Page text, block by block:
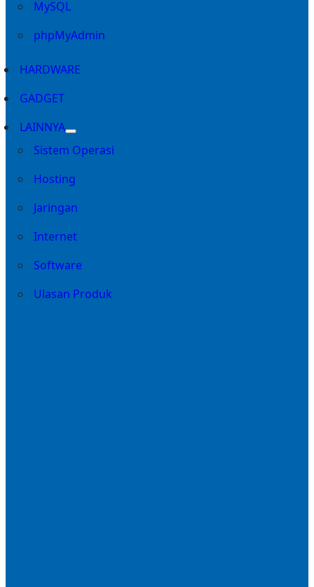
MySQL
phpMyAdmin
HARDWARE
GADGET
LAINNYA
Sistem Operasi
Hosting
Jaringan
Internet
Software
Ulasan Produk